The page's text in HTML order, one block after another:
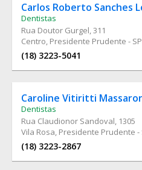
Carlos Roberto Sanches
Dentistas
Rua Doutor Gurgel, 311
Centro, Presidente Prudente - SP
(18) 3223-5041
Caroline Vitiritti
Dentistas
Rua Claudionor Sandoval, 1305
Vila Rosa, Presidente Prudente -
(18) 3223-2867